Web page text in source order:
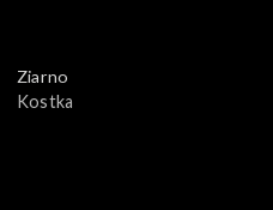
Ziarno
Kostka